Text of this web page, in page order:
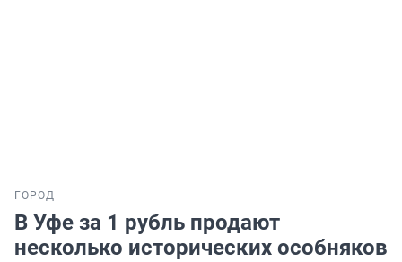
ГОРОД
В Уфе за 1 рубль продают
несколько исторических особняков